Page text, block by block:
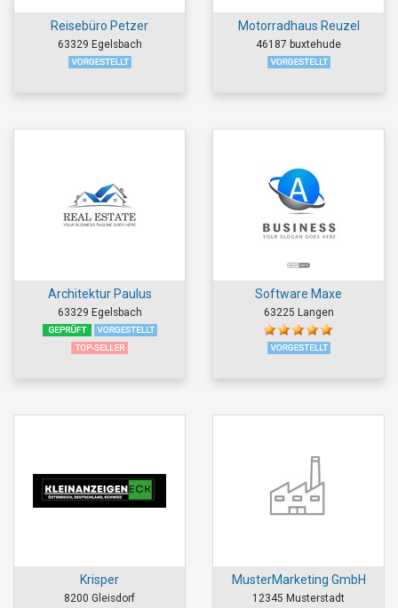
Reisebüro Petzer
63329 Egelsbach
Motorradhaus Reuzel
46187 buxtehude
Architektur Paulus
63329 Egelsbach
Software Maxe
63225 Langen
Krisper
8200 Gleisdorf
MusterMarketing GmbH
12345 Musterstadt